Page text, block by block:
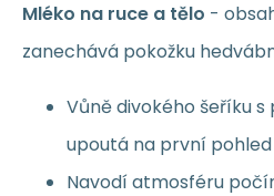
Mléko na ruce a tělo -
zanechává pokožku
Vůně divokého šeříku
upoutá na první
Navodí atmosféru